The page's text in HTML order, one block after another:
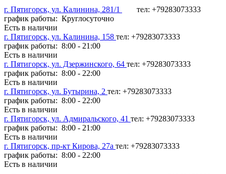
г. Пятигорск, ул. Калинина, 281/1
тел: +79283073333
график работы: Круглосуточно
Есть в наличии
г. Пятигорск, ул. Калинина, 158 тел: +79283073333
график работы: 8:00 - 21:00
Есть в наличии
г. Пятигорск, ул. Дзержинского, 64 тел: +79283073333
график работы: 8:00 - 22:00
Есть в наличии
г. Пятигорск, ул. Бутырина, 2 тел: +79283073333
график работы: 8:00 - 22:00
Есть в наличии
г. Пятигорск, ул. Адмиральского, 41 тел: +79283073333
график работы: 8:00 - 21:00
Есть в наличии
г. Пятигорск, пр-кт Кирова, 27а тел: +79283073333
график работы: 8:00 - 22:00
Есть в наличии